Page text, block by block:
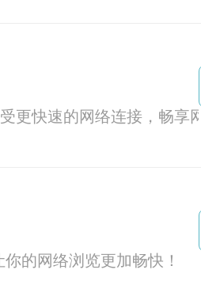
更快速的网络连接，畅享
的网络浏览更加畅快！